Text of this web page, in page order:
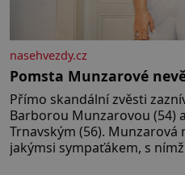
nasehvezdy.cz
Pomsta Munzarové
Přímo skandální zvěsti
Barborou Munzarovou (54)
Trnavským (56). Munzarová
jakýmsi sympaťákem, s